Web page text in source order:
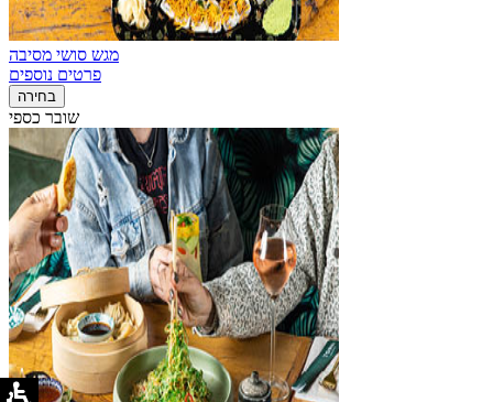
מגש סושי מסיבה
פרטים נוספים
בחירה
שובר כספי